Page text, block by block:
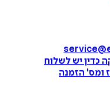
כדין יש לשלוח
ומס' הזמנה